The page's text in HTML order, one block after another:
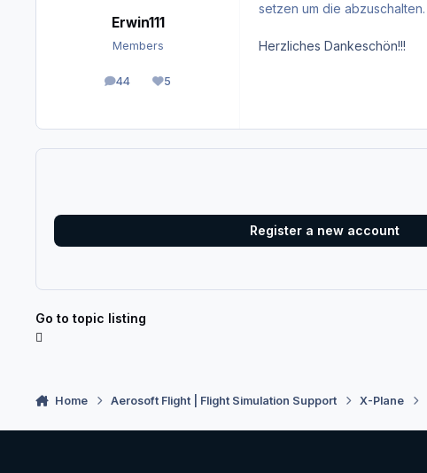
Erwin111
Members
44
posts 5
Reputation
setzen um die abzuschalten.
Herzliches Dankeschön!!!
Register a new account
Go to topic listing
Home Aerosoft Flight | Flight Simulation Support X-Plane